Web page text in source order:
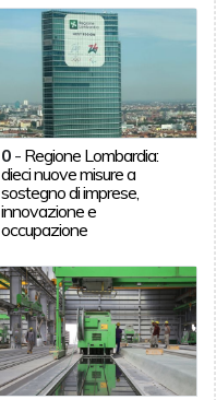
0 - Regione Lombardia:
dieci nuove misure a
sostegno di imprese,
innovazione e
occupazione